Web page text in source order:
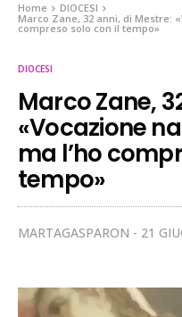
Home
DIOCESI
Marco Zane, 32 anni, di Mestre:
compreso solo con il tempo»
DIOCESI
Marco Zane,
«Vocazione
ma l’ho
tempo»
MARTAGASPARON 21